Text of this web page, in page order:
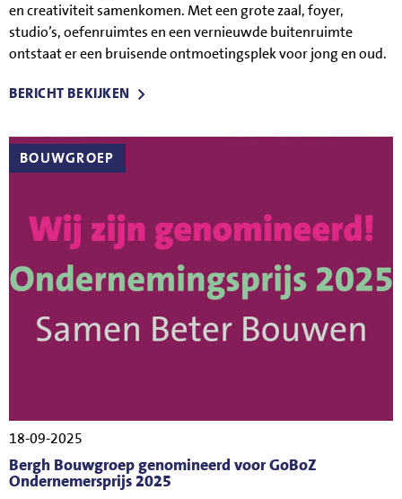
en creativiteit samenkomen. Met een grote zaal, foyer,
studio’s, oefenruimtes en een vernieuwde buitenruimte
ontstaat er een bruisende ontmoetingsplek voor jong en oud.
BERICHT BEKIJKEN
BOUWGROEP
18-09-2025
Bergh Bouwgroep genomineerd voor GoBoZ
Ondernemersprijs 2025